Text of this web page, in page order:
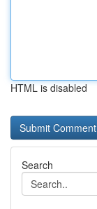
HTML is disabled
Search